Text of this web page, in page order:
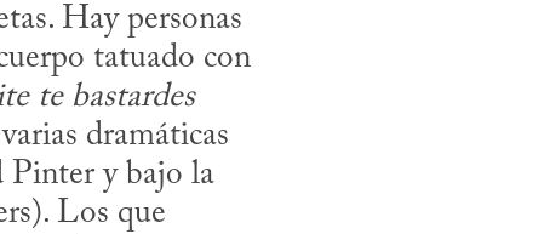
Hay personas
tatuado con
te bastardes
dramáticas
Pinter y bajo la
Los que